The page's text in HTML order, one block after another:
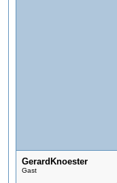
GerardKnoester
Gast